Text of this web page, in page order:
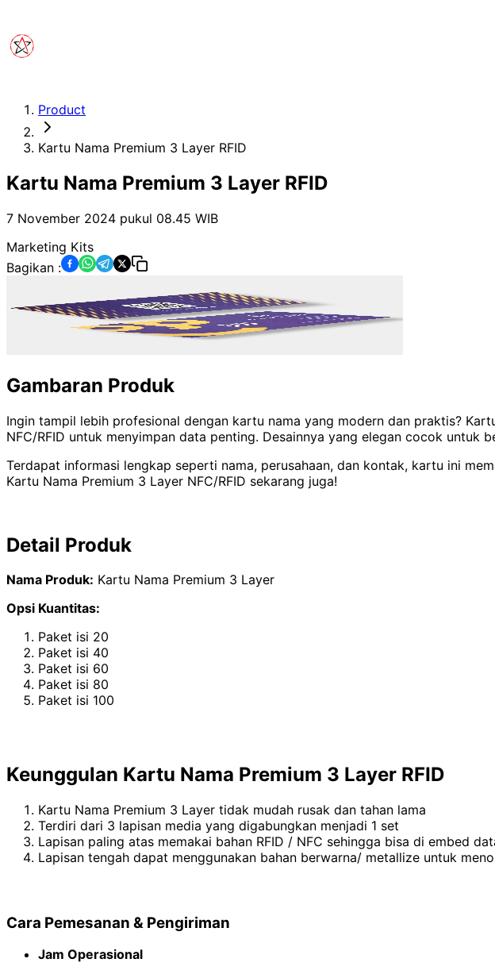
Product
Kartu Nama Premium 3 Layer RFID
Kartu Nama Premium 3 Layer RFID
7 November 2024 pukul 08.45 WIB
Marketing Kits
Bagikan :
Gambaran Produk
Ingin tampil lebih profesional dengan kartu nama yang modern dan praktis?
NFC/RFID untuk menyimpan data penting. Desainnya yang elegan cocok untuk
Terdapat informasi lengkap seperti nama, perusahaan, dan kontak, kartu ini
Kartu Nama Premium 3 Layer NFC/RFID sekarang juga!
Detail Produk
Nama Produk: Kartu Nama Premium 3 Layer
Opsi Kuantitas:
Paket isi 20
Paket isi 40
Paket isi 60
Paket isi 80
Paket isi 100
Keunggulan Kartu Nama Premium 3 Layer RFID
Kartu Nama Premium 3 Layer tidak mudah rusak dan tahan lama
Terdiri dari 3 lapisan media yang digabungkan menjadi 1 set
Lapisan paling atas memakai bahan RFID / NFC sehingga bisa di embed
Lapisan tengah dapat menggunakan bahan berwarna/ metallize untuk
Cara Pemesanan & Pengiriman
Jam Operasional